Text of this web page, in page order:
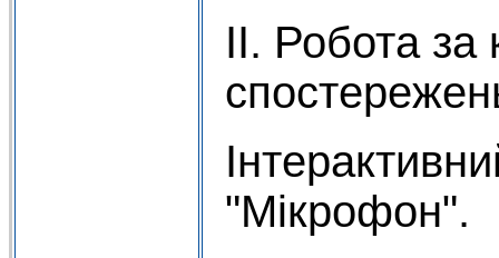
II. Робота
"Мікрофон".